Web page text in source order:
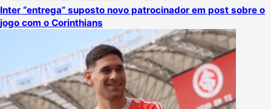
Inter “entrega” suposto novo patrocinador em post sobre o
jogo com o Corinthians